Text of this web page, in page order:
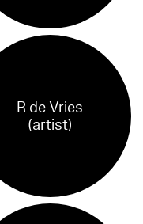
R de Vries
(artist)